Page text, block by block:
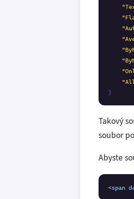
}
Takový
soubor
Abyste
<span